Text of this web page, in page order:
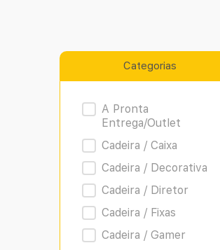
Categorias
Product Archive
A Pronta
Entrega/Outlet
Cadeira / Caixa
Cadeira / Decorativa
Cadeira / Diretor
Cadeira / Fixas
Cadeira / Gamer